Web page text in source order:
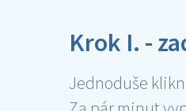
Krok I. -
Jednoduše